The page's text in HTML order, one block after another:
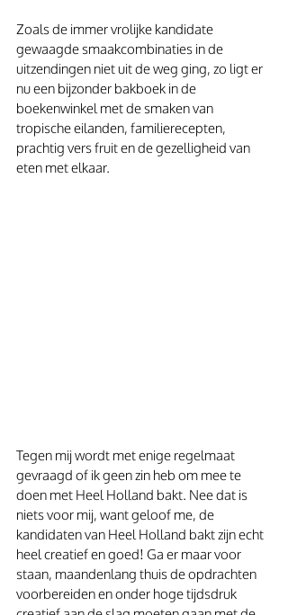
Zoals de immer vrolijke kandidate
gewaagde smaakcombinaties in de
uitzendingen niet uit de weg ging, zo ligt er
nu een bijzonder bakboek in de
boekenwinkel met de smaken van
tropische eilanden, familierecepten,
prachtig vers fruit en de gezelligheid van
eten met elkaar.
Tegen mij wordt met enige regelmaat
gevraagd of ik geen zin heb om mee te
doen met Heel Holland bakt. Nee dat is
niets voor mij, want geloof me, de
kandidaten van Heel Holland bakt zijn echt
heel creatief en goed! Ga er maar voor
staan, maandenlang thuis de opdrachten
voorbereiden en onder hoge tijdsdruk